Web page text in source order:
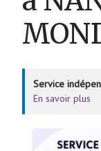
Service
En savoir plus